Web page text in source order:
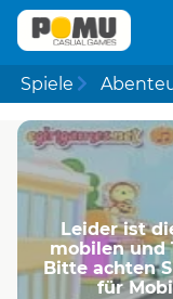
Spiele
Leider ist
mobilen und
Bitte achten
für